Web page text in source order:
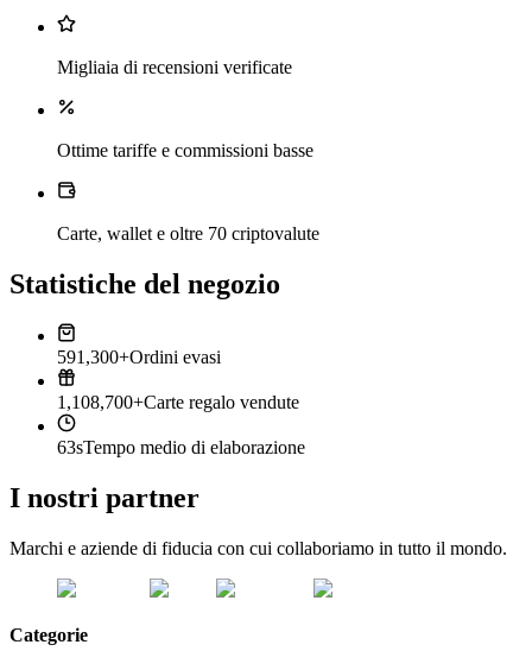
Migliaia di recensioni verificate
Ottime tariffe e commissioni basse
Carte, wallet e oltre 70 criptovalute
Statistiche del negozio
591,300+Ordini evasi
1,108,700+Carte regalo vendute
63sTempo medio di elaborazione
I nostri partner
Marchi e aziende di fiducia con cui collaboriamo in tutto il mondo.
Categorie